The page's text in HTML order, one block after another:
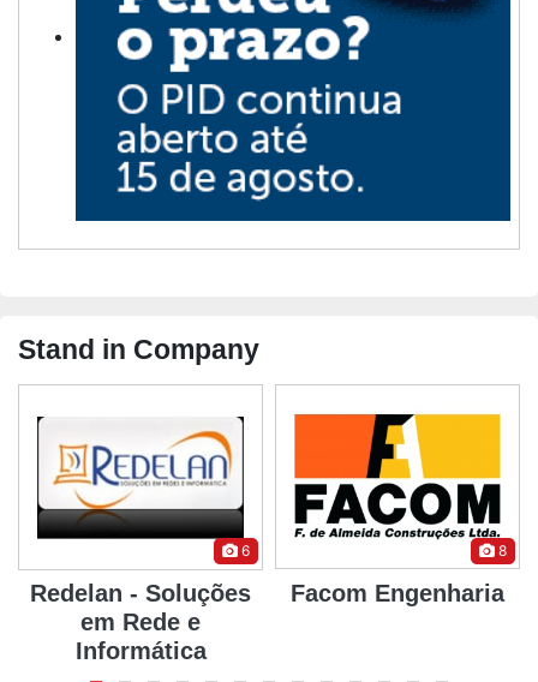
Stand in Company
6
Redelan - Soluções
em Rede e
Informática
8
Facom Engenharia